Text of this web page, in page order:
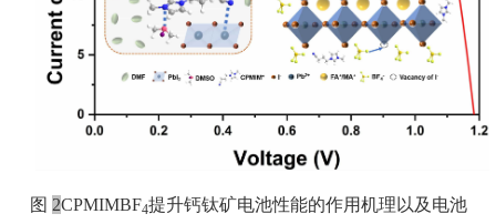
图 2CPMIMBF4提升钙钛矿电池性能的作用机理以及电池